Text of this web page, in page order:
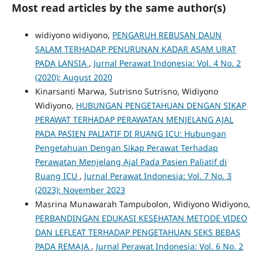
Most read articles by the same author(s)
widiyono widiyono, PENGARUH REBUSAN DAUN
SALAM TERHADAP PENURUNAN KADAR ASAM URAT
PADA LANSIA , Jurnal Perawat Indonesia: Vol. 4 No. 2
(2020): August 2020
Kinarsanti Marwa, Sutrisno Sutrisno, Widiyono
Widiyono, HUBUNGAN PENGETAHUAN DENGAN SIKAP
PERAWAT TERHADAP PERAWATAN MENJELANG AJAL
PADA PASIEN PALIATIF DI RUANG ICU: Hubungan
Pengetahuan Dengan Sikap Perawat Terhadap
Perawatan Menjelang Ajal Pada Pasien Paliatif di
Ruang ICU , Jurnal Perawat Indonesia: Vol. 7 No. 3
(2023): November 2023
Masrina Munawarah Tampubolon, Widiyono Widiyono,
PERBANDINGAN EDUKASI KESEHATAN METODE VIDEO
DAN LEFLEAT TERHADAP PENGETAHUAN SEKS BEBAS
PADA REMAJA , Jurnal Perawat Indonesia: Vol. 6 No. 2